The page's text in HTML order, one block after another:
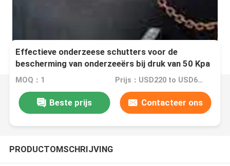
Effectieve onderzeese schutters voor de
bescherming van onderzeeërs bij druk van 50 Kpa
MOQ：1 Prijs：USD220 to USD640 Per Piece
Beste prijs Contacteer ons
PRODUCTOMSCHRIJVING